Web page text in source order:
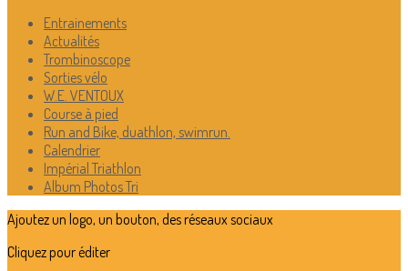
Entrainements
Actualités
Trombinoscope
Sorties vélo
W.E. VENTOUX
Course à pied
Run and Bike, duathlon, swimrun.
Calendrier
Impérial Triathlon
Album Photos Tri
Ajoutez un logo, un bouton, des réseaux sociaux
Cliquez pour éditer